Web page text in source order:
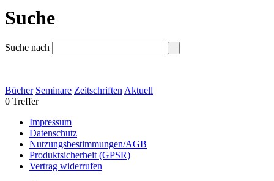
Suche
Suche nach
Bücher Seminare ZeitschriftenAktuell
0 Treffer
Impressum
Datenschutz
Nutzungsbestimmungen/AGB
Produktsicherheit (GPSR)
Vertrag widerrufen